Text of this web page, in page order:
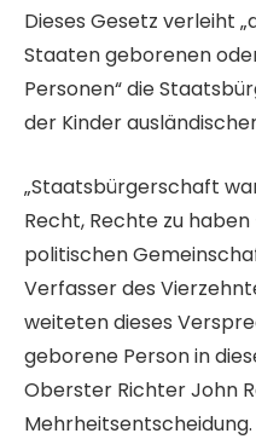
m
i
t
3
r
t
i
k
e
l
n
e
r
L
i
t
e
Dieses Gesetz verleiht
Staaten geborenen
Personen“ die
der Kinder
„Staatsbürgerschaft
Recht, Rechte zu
politischen
Verfasser des
weiteten dieses
geborene Person in
Oberster Richter John